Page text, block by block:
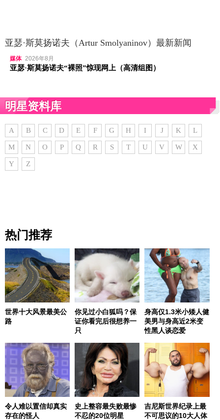
亚瑟·斯莫扬诺夫（Artur Smolyaninov）最新新闻
媒体 2026年8月
亚瑟·斯莫扬诺夫“裸照”惊现网上（高清组图）
明星资料库
A B C D E F G H I J K L
M N O P Q R S T U V W X
Y Z
热门推荐
世界十大风景最美公
路
你见过小白狐吗？保
证你看完后很想养一
只
身高仅1.3米小矮人健
美男与身高近2米变
性黑人谈恋爱
令人难以置信却真实
存在的怪人
史上整容最失败最惨
不忍的20位明星
吉尼斯世界纪录上最
不可思议的10大人体